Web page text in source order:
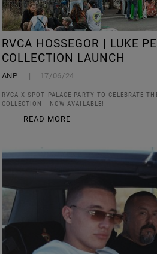
RVCA HOSSEGOR | LUKE
COLLECTION LAUNCH
ANP 17/06/24
RVCA X SPOT PALACE PARTY TO CELEBRATE
COLLECTION - NOW AVAILABLE!
READ MORE